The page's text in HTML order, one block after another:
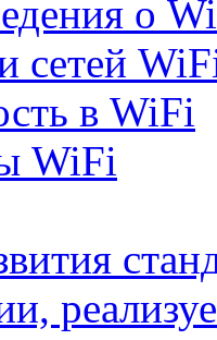
о
сетей
в WiFi
WiFi